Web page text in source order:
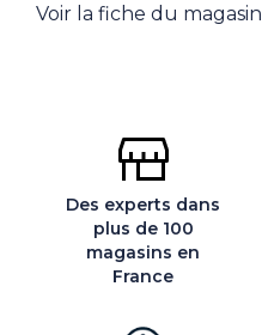
Voir la fiche du magasin
Des experts dans
plus de 100
magasins en
France